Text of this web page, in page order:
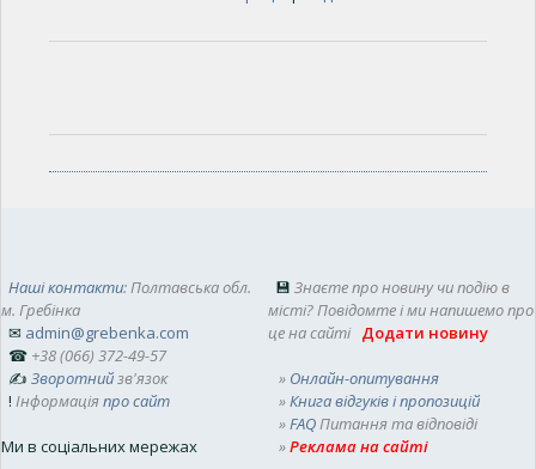
Наші контакти: Полтавська обл.
м. Гребінка
✉ admin@grebenka.com
☎ +38 (066) 372-49-57
✍ Зворотний зв'язок
! Інформаціяпро сайт
Ми в соціальних мережах
💾 Знаєте про новину чи подію в
місті? Повідомте і ми напишемо про
це на сайті Додати новину
» Онлайн-опитування
» Книга відгуків і пропозицій
» FAQ Питання та відповіді
»Реклама на сайті